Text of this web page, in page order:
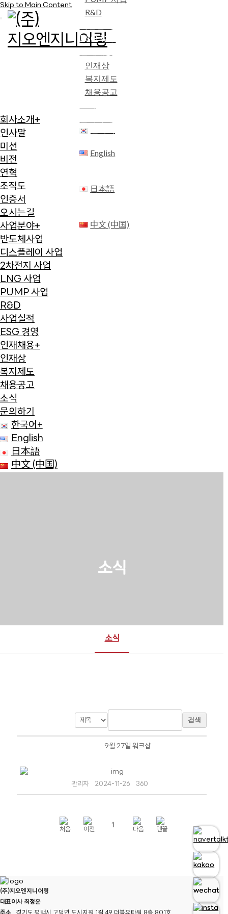
Skip to Main Content
회사소개 +
인사말
미션
비전
연혁
조직도
인증서
오시는길
사업분야+
반도체사업
디스플레이 사업
2차전지 사업
LNG 사업
PUMP 사업
R&D
사업실적
ESG 경영
인재채용+
인재상
복지제도
채용공고
소식
문의하기
한국어 +
English
日本語
中文 (中国)
R&D
ESG 경영
인재상
복지제도
채용공고
English
日本語
中文 (中国)
소식
소식
검색
9월 27일 워크샵
관리자 2024-11-26 360
1
(주)지오엔지니어링
대표이사 최정훈